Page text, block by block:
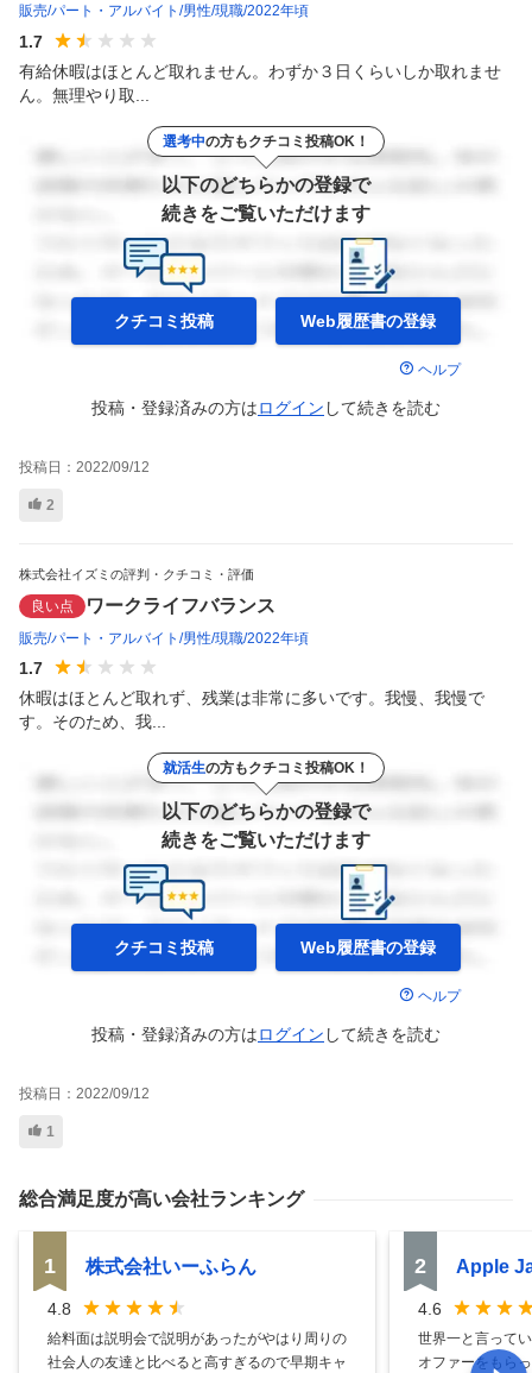
販売 パート・アルバイト 男性 現職 2022年頃
1.7
有給休暇はほとんど取れません。わずか３日くらいしか取れませ
ん。無理やり取...
選考中の方もクチコミ投稿OK！
以下のどちらかの登録で
続きをご覧いただけます
クチコミ投稿 Web履歴書の登録
ヘルプ
投稿・登録済みの方はログイン して続きを読む
投稿日： 2022/09/12
2
株式会社イズミの評判・クチコミ・評価
良い点 ワークライフバランス
販売 パート・アルバイト 男性 現職 2022年頃
1.7
休暇はほとんど取れず、残業は非常に多いです。我慢、我慢で
す。そのため、我...
就活生の方もクチコミ投稿OK！
以下のどちらかの登録で
続きをご覧いただけます
クチコミ投稿 Web履歴書の登録
ヘルプ
投稿・登録済みの方はログイン して続きを読む
投稿日： 2022/09/12
1
総合満足度が高い会社ランキング
1 株式会社いーふらん
4.8
給料面は説明会で説明があったがやはり周りの
社会人の友達と比べると高すぎるので早期キャ
2 Apple
4.6
世界一と言って
オファーをもら